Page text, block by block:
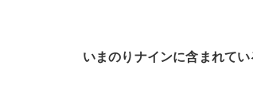
いまのりナインに含まれて